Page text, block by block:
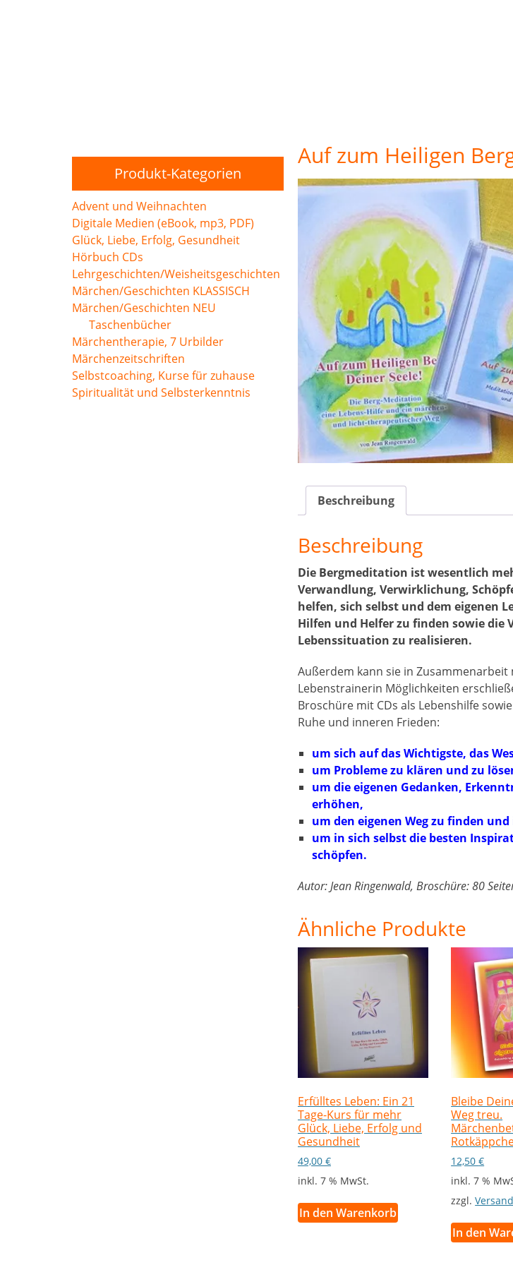
Auf zum Heiligen
Beschreibung
Beschreibung
Die Bergmeditation ist wesentlich
Verwandlung, Verwirklichung,
helfen, sich selbst und dem eigenen
Hilfen und Helfer zu finden sowie
Lebenssituation zu realisieren.
Außerdem kann sie in
Lebenstrainerin Möglichkeiten
Broschüre mit CDs als Lebenshilfe
Ruhe und inneren Frieden:
um sich auf das Wichtigste, das
um Probleme zu klären und zu
um die eigenen Gedanken,
erhöhen,
um den eigenen Weg zu finden
um in sich selbst die besten
schöpfen.
Autor: Jean Ringenwald, Broschüre: 80
Ähnliche Produkte
Erfülltes Leben: Ein 21
Tage-Kurs für mehr
Glück, Liebe, Erfolg und
Gesundheit
49,00 €
inkl. 7 % MwSt.
In den Warenkorb
Bleibe
Weg treu.
12,50€
inkl. 7 %
zzgl.
In den
Produkt-Kategorien
Advent und Weihnachten
Digitale Medien (eBook, mp3, PDF)
Glück, Liebe, Erfolg, Gesundheit
Hörbuch CDs
Lehrgeschichten/Weisheitsgeschichten
Märchen/Geschichten KLASSISCH
Märchen/Geschichten NEU
Taschenbücher
Märchentherapie, 7 Urbilder
Märchenzeitschriften
Selbstcoaching, Kurse für zuhause
Spiritualität und Selbsterkenntnis